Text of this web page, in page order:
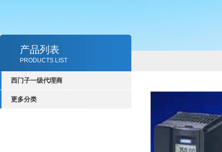
产品列表
PRODUCTS LIST
西门子一级代理商
更多分类